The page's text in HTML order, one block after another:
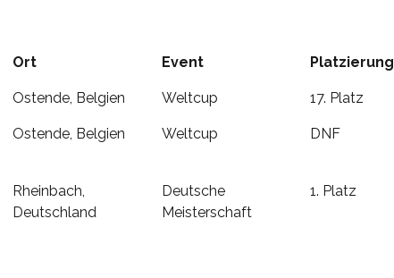
Ort Event Platzierung
Ostende, Belgien Weltcup 17. Platz
Ostende, Belgien Weltcup DNF
Rheinbach,
Deutschland
Deutsche
Meisterschaft
1. Platz